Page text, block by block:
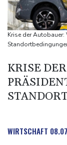
reklamieren
UEFA hält an
Niedrigwasser:
Krise der
KRISE
WIRTSCHAFT